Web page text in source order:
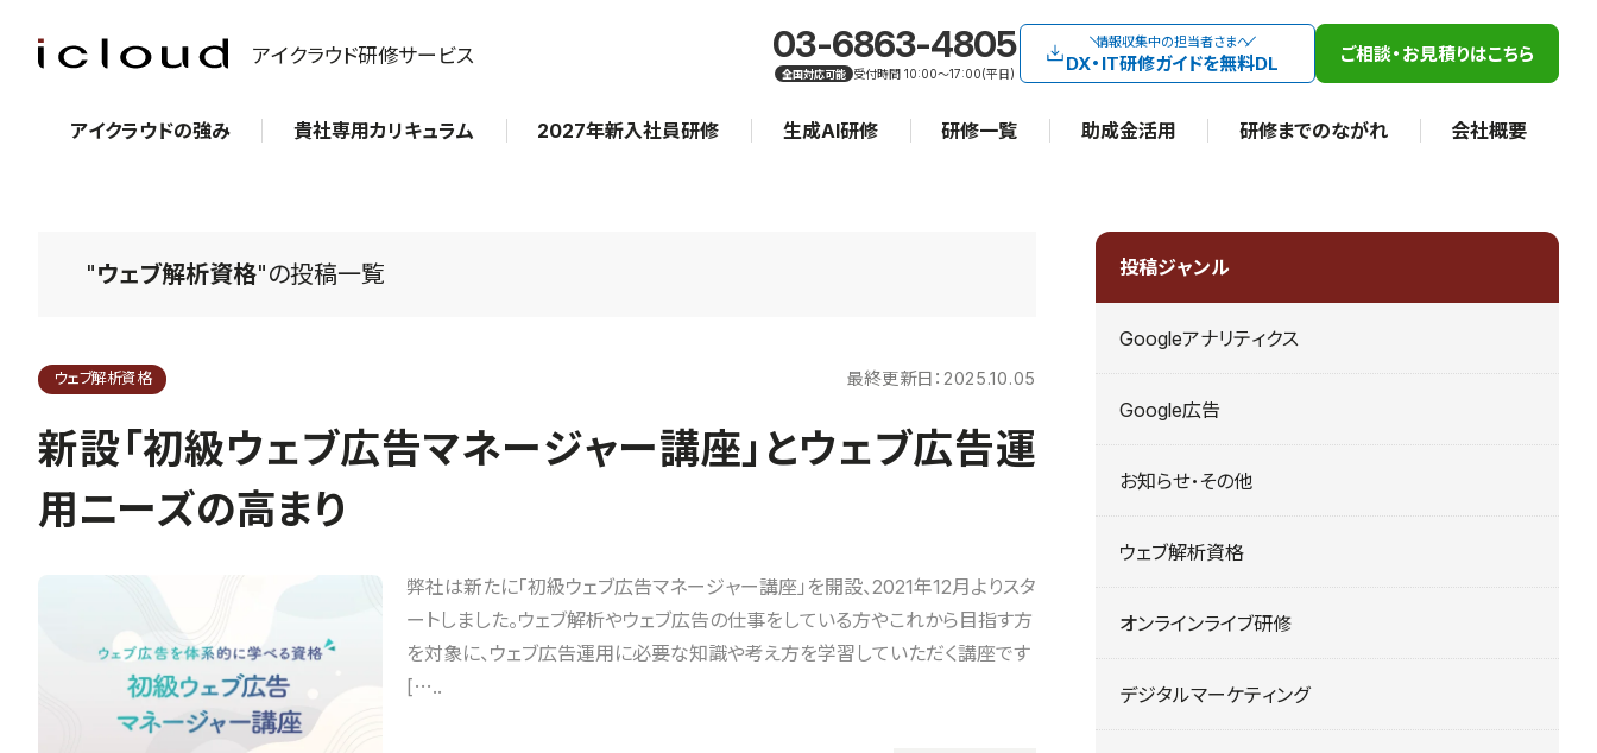
アイクラウド研修サービス 03-6863-4805
全国対応可能 受付時間 10:00〜17:00(平日)
情報収集中の担当者さまへ
DX・IT研修ガイドを無料DL ご相談・お見積りはこちら
アイクラウドの強み 貴社専用カリキュラム 2027年新入社員研修 生成AI研修 研修一覧 助成金活用 研修までのながれ 会社概要
"ウェブ解析資格"の投稿一覧
ウェブ解析資格 最終更新日： 2025.10.05
新設「初級ウェブ広告マネージャー講座」とウェブ広告運
用ニーズの高まり
弊社は新たに「初級ウェブ広告マネージャー講座」を開設、2021年12月よりスタ
ートしました。ウェブ解析やウェブ広告の仕事をしている方やこれから目指す方
を対象に、ウェブ広告運用に必要な知識や考え方を学習していただく講座です
[…..
投稿ジャンル
Googleアナリティクス
Google広告
お知らせ・その他
ウェブ解析資格
オンラインライブ研修
デジタルマーケティング